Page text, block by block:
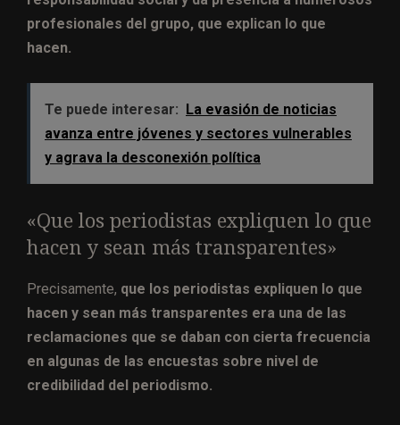
profesionales del grupo, que explican lo que
hacen.
Te puede interesar:
La evasión de noticias
avanza entre jóvenes y sectores vulnerables
y agrava la desconexión política
«Que los periodistas expliquen lo que
hacen y sean más transparentes»
Precisamente, que los periodistas expliquen lo que
hacen y sean más transparentes era una de las
reclamaciones que se daban con cierta frecuencia
en algunas de las encuestas sobre nivel de
credibilidad del periodismo.